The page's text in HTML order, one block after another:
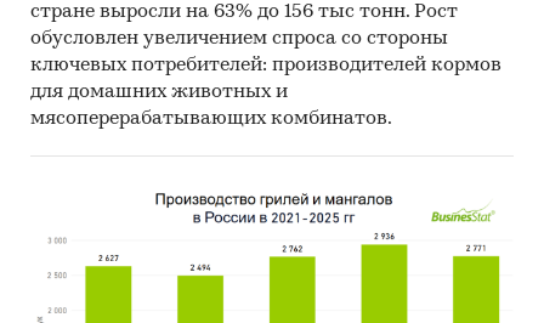
стране выросли на 63% до 156 тыс тонн. Рост
обусловлен увеличением спроса со стороны
ключевых потребителей: производителей кормов
для домашних животных и
мясоперерабатывающих комбинатов.